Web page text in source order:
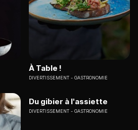
À Table !
DIVERTISSEMENT GASTRONOMIE
Du gibier à l'assiette
DIVERTISSEMENT GASTRONOMIE